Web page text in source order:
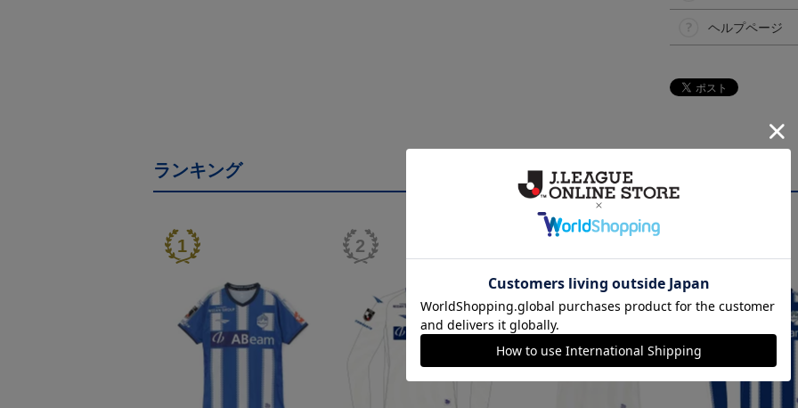
ヘルプページ
ランキング